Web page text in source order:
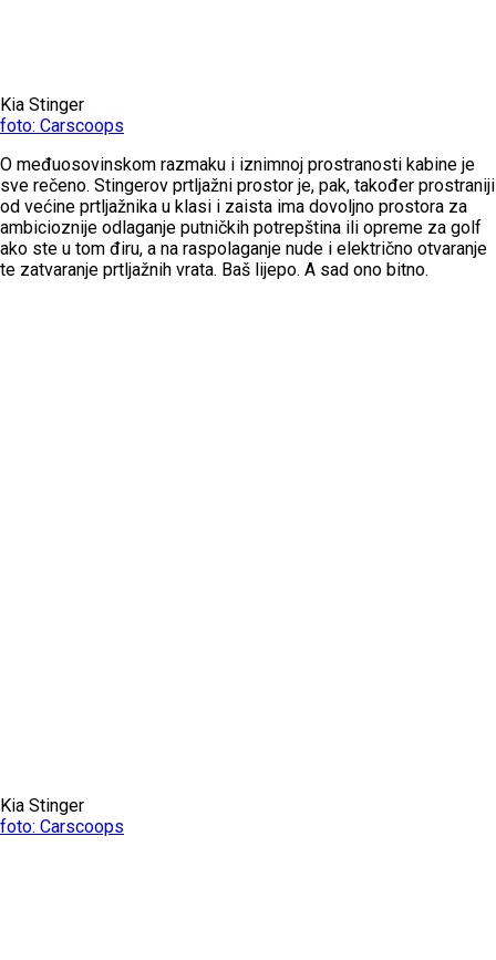
Kia Stinger
foto: Carscoops
O međuosovinskom razmaku i iznimnoj prostranosti kabine je
sve rečeno. Stingerov prtljažni prostor je, pak, također prostraniji
od većine prtljažnika u klasi i zaista ima dovoljno prostora za
ambicioznije odlaganje putničkih potrepština ili opreme za golf
ako ste u tom điru, a na raspolaganje nude i električno otvaranje
te zatvaranje prtljažnih vrata. Baš lijepo. A sad ono bitno.
Kia Stinger
foto: Carscoops